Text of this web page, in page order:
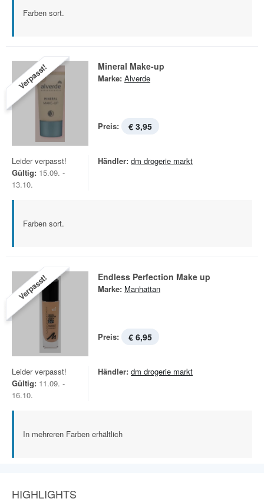
Farben sort.
Verpasst! Mineral Make-up
Marke: Alverde
Preis: € 3,95
Leider verpasst!
Gültig: 15.09. -
13.10.
Händler: dm drogerie markt
Farben sort.
Verpasst! Endless Perfection Make up
Marke: Manhattan
Preis: € 6,95
Leider verpasst!
Gültig: 11.09. -
16.10.
Händler: dm drogerie markt
In mehreren Farben erhältlich
HIGHLIGHTS